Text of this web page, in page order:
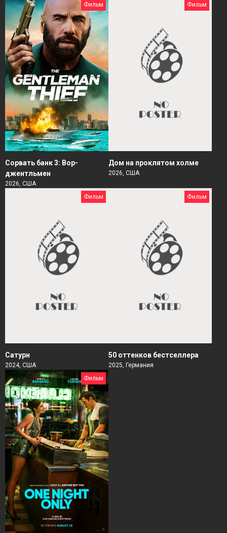
Фильм
Сорвать банк 3: Вор-
джентльмен
2026, США
Фильм
Дом на проклятом холме
2026, США
Фильм
Сатурн
2024, США
Фильм
50 оттенков бестселлера
2025, Германия
Фильм